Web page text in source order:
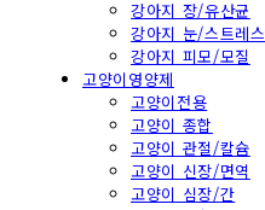
강아지 장/유산균
강아지 눈/스트레스
강아지 피모/모질
고양이영양제
고양이전용
고양이 종합
고양이 관절/칼슘
고양이 신장/면역
고양이 심장/간